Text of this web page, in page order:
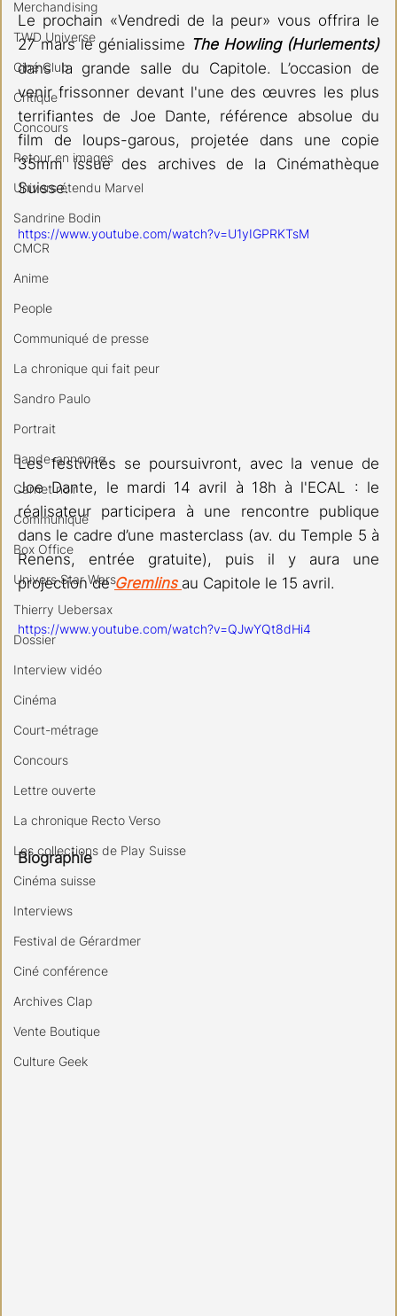
Merchandising
TWD Universe
Ciné Club
Critique
Concours
Retour en images
Univers étendu Marvel
Sandrine Bodin
CMCR
Anime
People
Communiqué de presse
La chronique qui fait peur
Sandro Paulo
Portrait
Bande-annonce
Carnet noir
Communiqué
Box Office
Univers Star Wars
Thierry Uebersax
Dossier
Interview vidéo
Cinéma
Court-métrage
Concours
Lettre ouverte
La chronique Recto Verso
Les collections de Play Suisse
Cinéma suisse
Interviews
Festival de Gérardmer
Ciné conférence
Archives Clap
Vente Boutique
Culture Geek
Le prochain «Vendredi de la peur» vous offrira le
27 mars le génialissime The Howling
(Hurlements)
dans la grande salle du Capitole. L’occasion de
venir frissonner devant l'une des œuvres les plus
terrifiantes de Joe Dante, référence absolue du
film de loups-garous, projetée dans une copie
35mm issue des archives de la Cinémathèque
Suisse.
https://www.youtube.com/watch?v=U1yIGPRKTsM
Les festivités se poursuivront, avec la venue de
Joe Dante, le mardi 14 avril à 18h à l'ECAL : le
réalisateur participera à une rencontre publique
dans le cadre d’une masterclass (av. du Temple 5 à
Renens, entrée gratuite), puis il y aura une
projection de Gremlins au Capitole le 15 avril.
https://www.youtube.com/watch?v=QJwYQt8dHi4
Biographie